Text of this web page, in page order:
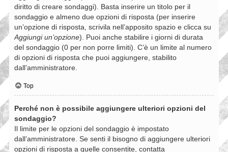
diritto di creare sondaggi). Basta inserire un titolo per il
sondaggio e almeno due opzioni di risposta (per inserire
un’opzione di risposta, scrivila nell’apposito spazio e clicca su
Aggiungi un’opzione). Puoi anche stabilire i giorni di durata
del sondaggio (0 per non porre limiti). C’è un limite al numero
di opzioni di risposta che puoi aggiungere, stabilito
dall’amministratore.
Top
Perché non è possibile aggiungere ulteriori opzioni del
sondaggio?
Il limite per le opzioni del sondaggio è impostato
dall’amministratore. Se senti il bisogno di aggiungere ulteriori
opzioni di risposta a quelle consentite, contatta